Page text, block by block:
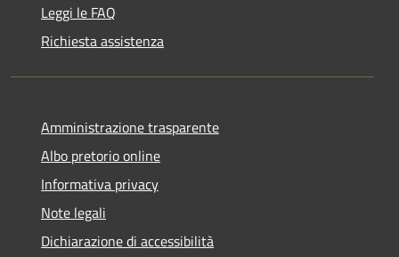
Leggi le FAQ
Richiesta assistenza
Amministrazione trasparente
Albo pretorio online
Informativa privacy
Note legali
Dichiarazione di accessibilità